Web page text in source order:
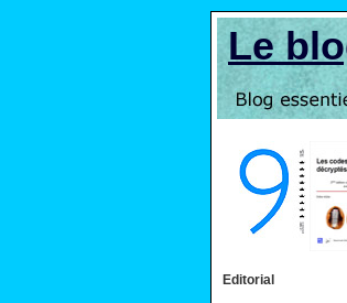
Le
Editorial